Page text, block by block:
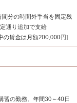
分の時間外手当を固定残
通り追加で支給
の賃金は月額200,000円
の勤務。年間30～40日